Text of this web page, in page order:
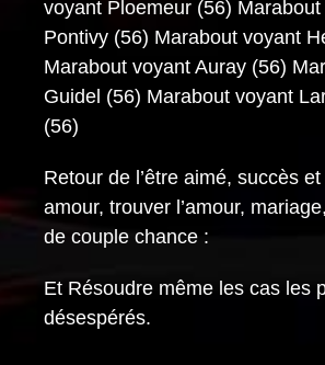
voyant Ploemeur (56)
Pontivy (56) Marabout voyant
Marabout voyant Auray (56)
Guidel (56) Marabout voyant
(56)
Retour de l’être aimé, succès
amour, trouver l’amour,
de couple chance :
Et Résoudre même les cas les
désespérés.